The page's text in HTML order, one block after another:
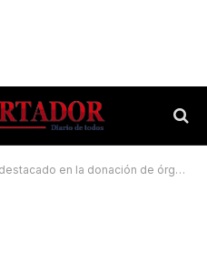
en la donación de órganos en Corrientes